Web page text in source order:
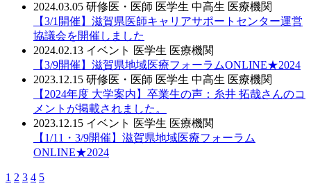
2024.03.05 研修医・医師 医学生 中高生 医療機関
【3/1開催】滋賀県医師キャリアサポートセンター運営
協議会を開催しました
2024.02.13 イベント 医学生 医療機関
【3/9開催】滋賀県地域医療フォーラムONLINE★2024
2023.12.15 研修医・医師 医学生 中高生 医療機関
【2024年度 大学案内】卒業生の声：糸井 拓哉さんのコ
メントが掲載されました。
2023.12.15 イベント 医学生 医療機関
【1/11・3/9開催】滋賀県地域医療フォーラム
ONLINE★2024
1 2 3 4 5